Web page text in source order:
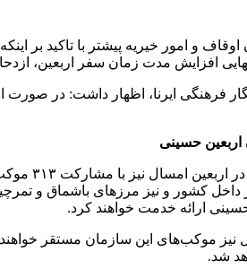
و امور خیریه پیشتر با تاکید بر
افزایش مدت زمان سفر اربعین،
فرهنگی ایرنا، اظهار داشت: در
وی با
عراق و مابقی در داخل کشور و نیز مرزهای
ارائه خدمت خواهند کرد.
نیز موکب‌های این سازمان مستقر
شد.